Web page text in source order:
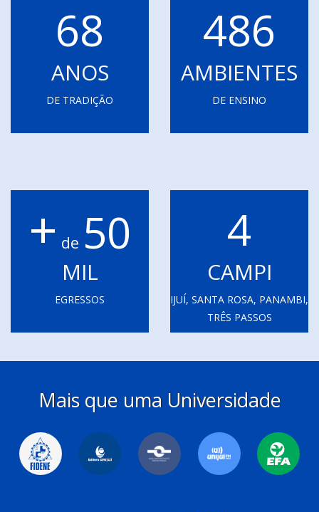
68
ANOS
DE TRADIÇÃO
486
AMBIENTES
DE ENSINO
+ de 50
MIL
EGRESSOS
4
CAMPI
IJUÍ, SANTA ROSA, PANAMBI,
TRÊS PASSOS
Mais que uma Universidade